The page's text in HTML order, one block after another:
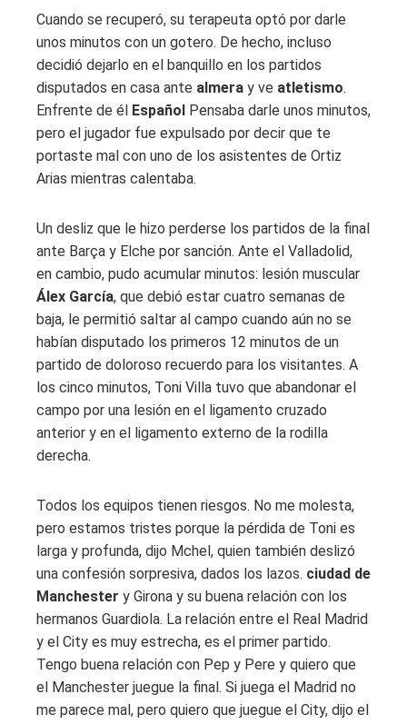
Cuando se recuperó, su terapeuta optó por darle
unos minutos con un gotero. De hecho, incluso
decidió dejarlo en el banquillo en los partidos
disputados en casa ante almera y ve atletismo.
Enfrente de él Español Pensaba darle unos minutos,
pero el jugador fue expulsado por decir que te
portaste mal con uno de los asistentes de Ortiz
Arias mientras calentaba.
Un desliz que le hizo perderse los partidos de la final
ante Barça y Elche por sanción. Ante el Valladolid,
en cambio, pudo acumular minutos: lesión muscular
Álex García, que debió estar cuatro semanas de
baja, le permitió saltar al campo cuando aún no se
habían disputado los primeros 12 minutos de un
partido de doloroso recuerdo para los visitantes. A
los cinco minutos, Toni Villa tuvo que abandonar el
campo por una lesión en el ligamento cruzado
anterior y en el ligamento externo de la rodilla
derecha.
Todos los equipos tienen riesgos. No me molesta,
pero estamos tristes porque la pérdida de Toni es
larga y profunda, dijo Mchel, quien también deslizó
una confesión sorpresiva, dados los lazos. ciudad de
Manchester y Girona y su buena relación con los
hermanos Guardiola. La relación entre el Real Madrid
y el City es muy estrecha, es el primer partido.
Tengo buena relación con Pep y Pere y quiero que
el Manchester juegue la final. Si juega el Madrid no
me parece mal, pero quiero que juegue el City, dijo el